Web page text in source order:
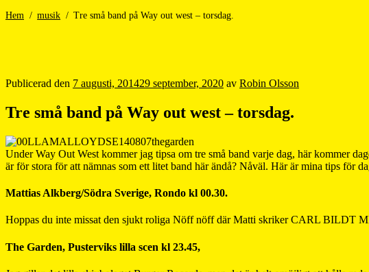
Hem / musik / Tre små band på Way out west – torsdag.
Publicerad den 7 augusti, 201429 september, 2020 av Robin Olsson
Tre små band på Way out west – torsdag.
Under Way Out West kommer jag tipsa om tre små band varje dag, här kommer
är för stora för att nämnas som ett litet band här ändå? Nåväl. Här är mina tips för
Mattias Alkberg/Södra Sverige, Rondo kl 00.30.
Hoppas du inte missat den sjukt roliga Nöff nöff där Matti skriker CARL BILDT
The Garden, Pusterviks lilla scen kl 23.45,